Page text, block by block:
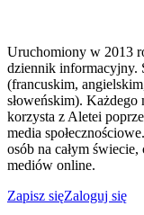
Uruchomiony w 2013
dziennik informacyjny.
(francuskim,
słoweńskim).
korzysta z Aletei
media
osób na całym
mediów online.
Zapisz sięZaloguj się